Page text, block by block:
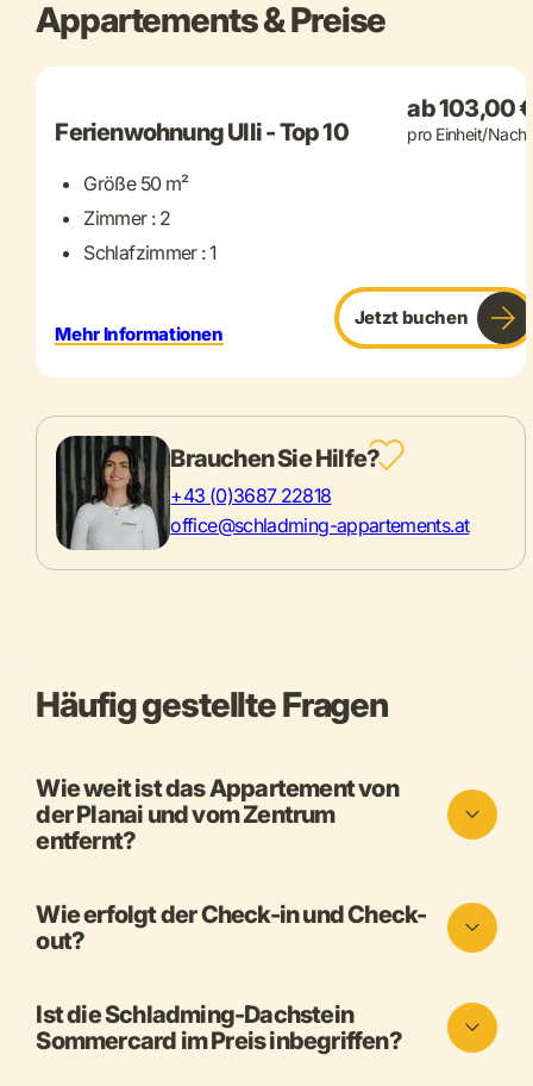
Appartements & Preise
Ferienwohnung Ulli - Top 10
Größe 50 m²
Zimmer : 2
Schlafzimmer : 1
ab 103,00
pro Einheit/Nacht
Mehr Informationen
Jetzt buchen
Brauchen Sie Hilfe?
+43 (0)3687 22818
office@schladming-appartements.at
Häufig gestellte Fragen
Wie weit ist das Appartement von
der Planai und vom Zentrum
entfernt?
Wie erfolgt der Check-in und Check-
out?
Ist die Schladming-Dachstein
Sommercard im Preis inbegriffen?